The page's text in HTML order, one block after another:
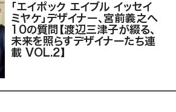
「エイポック エイブル イッセイ
ミヤケ」デザイナー、宮前義之へ
10の質問【渡辺三津子が綴る、
未来を照らすデザイナーたち連
載 VOL.2】